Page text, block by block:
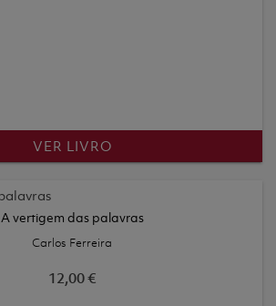
VER LIVRO
A vertigem das palavras
Carlos Ferreira
12,00 €